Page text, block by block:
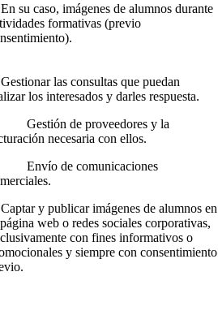
su caso, imágenes de alumnos durante
formativas (previo
las consultas que puedan
los interesados y darles respuesta.
Gestión de proveedores y la
necesaria con ellos.
Envío de comunicaciones
y publicar imágenes de alumnos en
web o redes sociales corporativas,
con fines informativos o
y siempre con consentimiento